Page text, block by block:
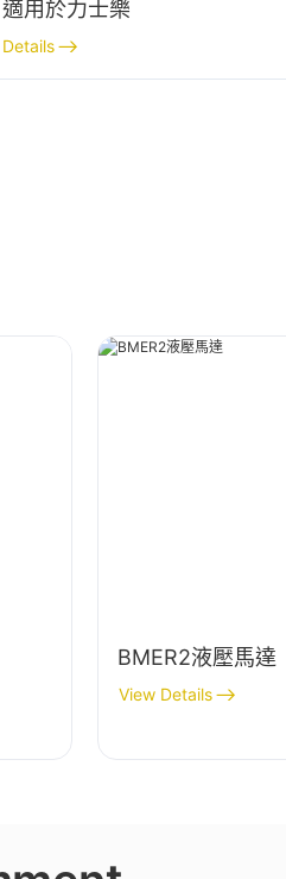
用於力士樂
BMER2液壓馬達
View Details